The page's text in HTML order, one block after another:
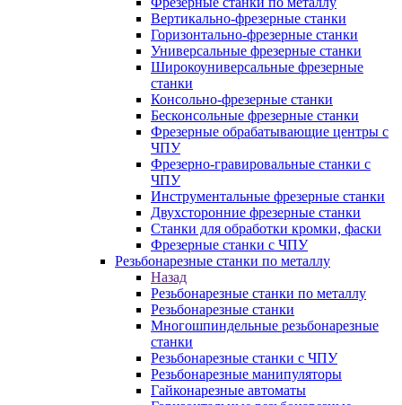
Вертикально-фрезерные станки
Горизонтально-фрезерные станки
Универсальные фрезерные станки
Широкоуниверсальные фрезерные
станки
Консольно-фрезерные станки
Бесконсольные фрезерные станки
Фрезерные обрабатывающие центры с
ЧПУ
Фрезерно-гравировальные станки с
ЧПУ
Инструментальные фрезерные станки
Двухсторонние фрезерные станки
Станки для обработки кромки, фаски
Фрезерные станки с ЧПУ
Резьбонарезные станки по металлу
Назад
Резьбонарезные станки по металлу
Резьбонарезные станки
Многошпиндельные резьбонарезные
станки
Резьбонарезные станки с ЧПУ
Резьбонарезные манипуляторы
Гайконарезные автоматы